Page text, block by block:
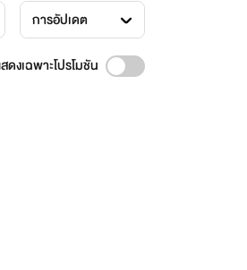
การอัปเดต
ดงเฉพาะโปรโมชัน